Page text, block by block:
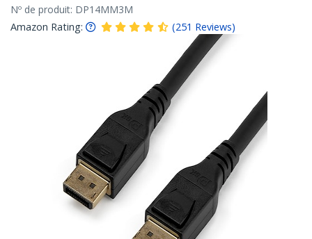
Nº de produit: DP14MM3M
Amazon Rating:
(251 Reviews)